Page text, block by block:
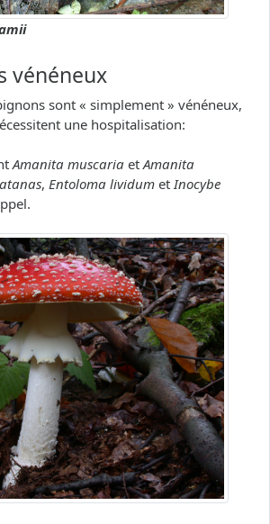
vénéneux
sont « simplement » vénéneux,
une hospitalisation:
Amanita muscaria etAmanita
, Entoloma lividum etInocybe